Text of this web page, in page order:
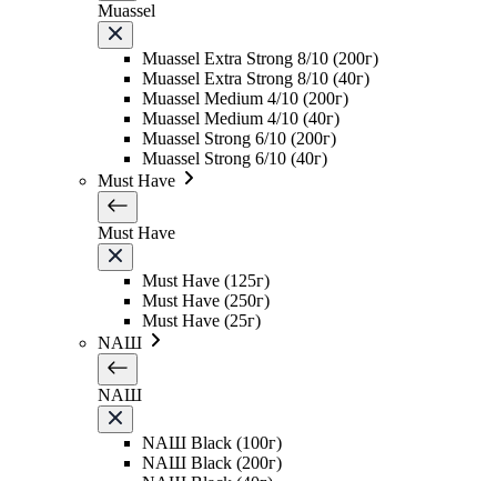
Muassel
Muassel Extra Strong 8/10 (200г)
Muassel Extra Strong 8/10 (40г)
Muassel Medium 4/10 (200г)
Muassel Medium 4/10 (40г)
Muassel Strong 6/10 (200г)
Muassel Strong 6/10 (40г)
Must Have
Must Have
Must Have (125г)
Must Have (250г)
Must Have (25г)
NAШ
NAШ
NAШ Black (100г)
NAШ Black (200г)